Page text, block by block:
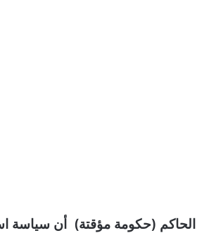
(حكومة مؤقتة) أن سياسة